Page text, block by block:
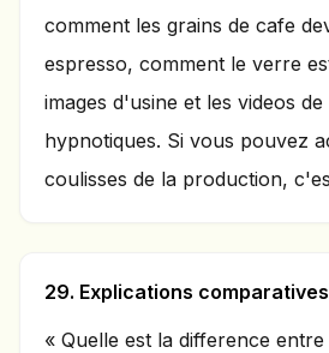
comment les grains de cafe
espresso, comment le verre
images d'usine et les videos
hypnotiques. Si vous pouvez
coulisses de la production,
29. Explications comparatives
« Quelle est la difference